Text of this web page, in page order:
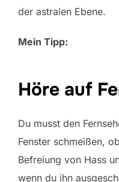
der astralen Ebene.
Mein Tipp:
Höre auf
Du musst den
Fenster schmeißen,
Befreiung von Hass
wenn du ihn